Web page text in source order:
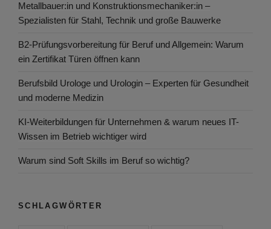
Metallbauer:in und Konstruktionsmechaniker:in –
Spezialisten für Stahl, Technik und große Bauwerke
B2-Prüfungsvorbereitung für Beruf und Allgemein: Warum
ein Zertifikat Türen öffnen kann
Berufsbild Urologe und Urologin – Experten für Gesundheit
und moderne Medizin
KI-Weiterbildungen für Unternehmen & warum neues IT-
Wissen im Betrieb wichtiger wird
Warum sind Soft Skills im Beruf so wichtig?
SCHLAGWÖRTER